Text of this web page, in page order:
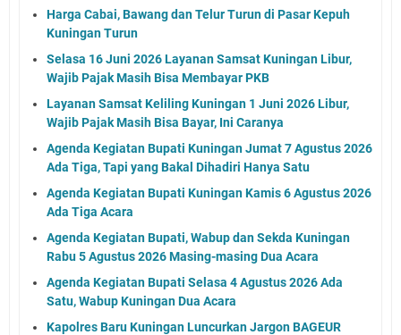
Harga Cabai, Bawang dan Telur Turun di Pasar Kepuh
Kuningan Turun
Selasa 16 Juni 2026 Layanan Samsat Kuningan Libur,
Wajib Pajak Masih Bisa Membayar PKB
Layanan Samsat Keliling Kuningan 1 Juni 2026 Libur,
Wajib Pajak Masih Bisa Bayar, Ini Caranya
Agenda Kegiatan Bupati Kuningan Jumat 7 Agustus 2026
Ada Tiga, Tapi yang Bakal Dihadiri Hanya Satu
Agenda Kegiatan Bupati Kuningan Kamis 6 Agustus 2026
Ada Tiga Acara
Agenda Kegiatan Bupati, Wabup dan Sekda Kuningan
Rabu 5 Agustus 2026 Masing-masing Dua Acara
Agenda Kegiatan Bupati Selasa 4 Agustus 2026 Ada
Satu, Wabup Kuningan Dua Acara
Kapolres Baru Kuningan Luncurkan Jargon BAGEUR